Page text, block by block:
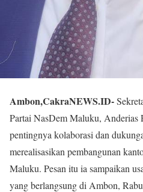
Ambon,CakraNEWS.ID-
Partai NasDem Maluku, Anderias
pentingnya kolaborasi dan
merealisasikan pembangunan
Maluku. Pesan itu ia sampaikan
yang berlangsung di Ambon,